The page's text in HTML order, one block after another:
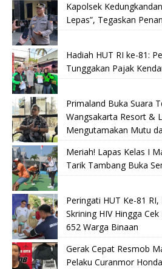
Kapolsek
Lepas”, Tegaskan
Hadiah HUT RI ke-81:
Tunggakan Pajak
Primaland Buka Suara
Wangsakarta Resort &
Mengutamakan Mutu
Meriah! Lapas Kelas I
Tarik Tambang Buka
Peringati HUT Ke-81
Skrining HIV Hingga
652 Warga Binaan
Gerak Cepat Resmob
Pelaku Curanmor